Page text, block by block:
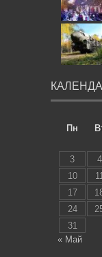
Пн
3
4
10
11
17
24
31
« Май